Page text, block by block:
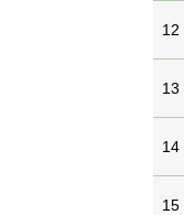
12
13
14
15